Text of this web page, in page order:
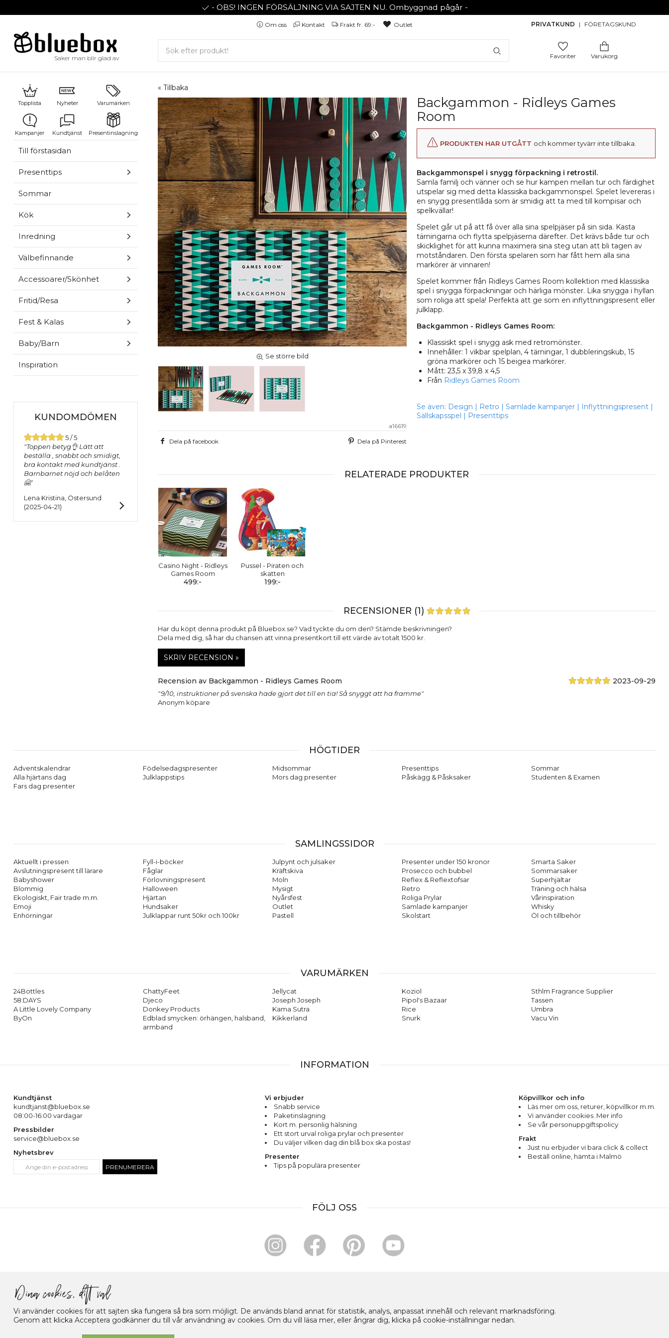
- OBS! INGEN FÖRSÄLJNING VIA SAJTEN NU. Ombyggnad pågår -
Om oss Kontakt Frakt fr. 69:- Outlet PRIVATKUND | FÖRETAGSKUND
Saker man blir glad av Favoriter Varukorg
Topplista Nyheter Varumärken
Kampanjer Kundtjänst Presentinslagning
Till förstasidan
Presenttips
Sommar
Kök
Inredning
Välbefinnande
Accessoarer/Skönhet
Fritid/Resa
Fest & Kalas
Baby/Barn
Inspiration
KUNDOMDÖMEN
5 / 5
"Toppen betyg👌 Lätt att
beställa , snabbt och smidigt,
bra kontakt med kundtjänst .
Barnbarnet nöjd och belåten
🤗"
Lena Kristina, Östersund
(2025-04-21)
« Tillbaka
Se större bild
a16619
Dela på facebook Dela på Pinterest
Backgammon - Ridleys Games
Room
PRODUKTEN HAR UTGÅTT och kommer tyvärr inte tillbaka.
Backgammonspel i snygg förpackning i retrostil.
Samla familj och vänner och se hur kampen mellan tur och färdighet
utspelar sig med detta klassiska backgammonspel. Spelet levereras i
en snygg presentlåda som är smidig att ta med till kompisar och
spelkvällar!
Spelet går ut på att få över alla sina spelpjäser på sin sida. Kasta
tärningarna och flytta spelpjäserna därefter. Det krävs både tur och
skicklighet för att kunna maximera sina steg utan att bli tagen av
motståndaren. Den första spelaren som har fått hem alla sina
markörer är vinnaren!
Spelet kommer från Ridleys Games Room kollektion med klassiska
spel i snygga förpackningar och härliga mönster. Lika snygga i hyllan
som roliga att spela! Perfekta att ge som en inflyttningspresent eller
julklapp.
Backgammon - Ridleys Games Room:
Klassiskt spel i snygg ask med retromönster.
Innehåller: 1 vikbar spelplan, 4 tärningar, 1 dubbleringskub, 15
gröna markörer och 15 beigea markörer.
Mått: 23,5 x 39,8 x 4,5
Från Ridleys Games Room
Se även: Design | Retro | Samlade kampanjer | Inflyttningspresent |
Sällskapsspel | Presenttips
RELATERADE PRODUKTER
Casino Night - Ridleys
Games Room
499:-
Pussel - Piraten och
skatten
199:-
RECENSIONER (1)
Har du köpt denna produkt på Bluebox.se? Vad tyckte du om den? Stämde beskrivningen?
Dela med dig, så har du chansen att vinna presentkort till ett värde av totalt 1500 kr.
SKRIV RECENSION »
Recension av Backgammon - Ridleys Games Room 2023-09-29
"9/10, instruktioner på svenska hade gjort det till en tia! Så snyggt att ha framme"
Anonym köpare
Vi använder cookies för att sajten ska fungera så bra som möjligt. De används bland annat för statistik, analys, anpassat innehåll och relevant marknadsföring.
Genom att klicka Acceptera godkänner du till vår användning av cookies. Om du vill läsa mer, eller ångrar dig, klicka på cookie-inställningar nedan.
HÖGTIDER
Adventskalendrar
Alla hjärtans dag
Fars dag presenter
Födelsedagspresenter
Julklappstips
Midsommar
Mors dag presenter
Presenttips
Påskägg & Påsksaker
Sommar
Studenten & Examen
SAMLINGSSIDOR
Aktuellt i pressen
Avslutningspresent till lärare
Babyshower
Blommig
Ekologiskt, Fair trade m.m.
Emoji
Enhörningar
Fyll-i-böcker
Fåglar
Förlovningspresent
Halloween
Hjärtan
Hundsaker
Julklappar runt 50kr och 100kr
Julpynt och julsaker
Kräftskiva
Moln
Mysigt
Nyårsfest
Outlet
Pastell
Presenter under 150 kronor
Prosecco och bubbel
Reflex & Reflextofsar
Retro
Roliga Prylar
Samlade kampanjer
Skolstart
Smarta Saker
Sommarsaker
Superhjältar
Träning och hälsa
Vårinspiration
Whisky
Öl och tillbehör
VARUMÄRKEN
24Bottles
58:DAYS
A Little Lovely Company
ByOn
ChattyFeet
Djeco
Donkey Products
Edblad smycken: örhängen, halsband,
armband
Jellycat
Joseph Joseph
Kama Sutra
Kikkerland
Koziol
Pipol's Bazaar
Rice
Snurk
Sthlm Fragrance Supplier
Tassen
Umbra
Vacu Vin
INFORMATION
Kundtjänst
kundtjanst@bluebox.se
08:00-16:00 vardagar
Pressbilder
service@bluebox.se
Nyhetsbrev
PRENUMERERA
Vi erbjuder
Snabb service
Paketinslagning
Kort m. personlig hälsning
Ett stort urval roliga prylar och presenter
Du väljer vilken dag din blå box ska postas!
Presenter
Tips på populära presenter
Köpvillkor och info
Läs mer om oss returer köpvillkor m.m.
Vi använder cookies. Mer info
Se vår personuppgiftspolicy
Frakt
Just nu erbjuder vi bara click & collect
Beställ online, hämta i Malmö
FÖLJ OSS